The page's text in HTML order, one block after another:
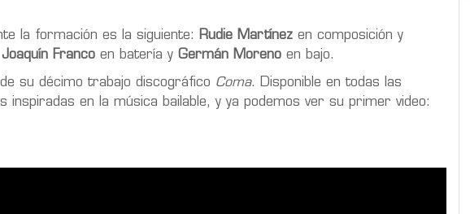
la formación es la siguiente: Rudie Martínez en composición y
Joaquín Franco en batería y Germán Moreno en bajo.
su décimo trabajo discográfico Coma. Disponible en todas las
en la música bailable, y ya podemos ver su primer video: